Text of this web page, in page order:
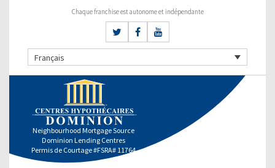
Chaque franchise est autonome et indépendante
Français
Neighbourhood Mortgage Source
Dominion Lending Centres
Permis de Courtage #FSRA# 11764